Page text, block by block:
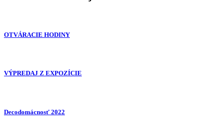
OTVÁRACIE HODINY
VÝPREDAJ Z EXPOZÍCIE
Decodomácnosť 2022